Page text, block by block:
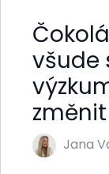
všude
Jana